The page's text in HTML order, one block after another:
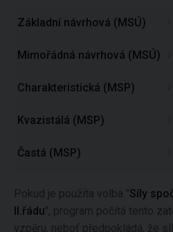
Základní návrhová (MSÚ)
Mimořádná návrhová (MSÚ)
Charakteristická (MSP)
Kvazistálá (MSP)
Častá (MSP)
Pokud je použita volba "Síly
II.řádu", program počítá tento
vzpěru, neboť předpokládá, že